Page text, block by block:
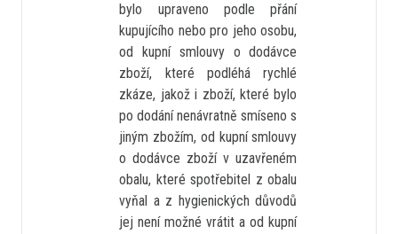
bylo upraveno podle přání
kupujícího nebo pro jeho osobu,
od kupní smlouvy o dodávce
zboží, které podléhá rychlé
zkáze, jakož i zboží, které bylo
po dodání nenávratně smíseno s
jiným zbožím, od kupní smlouvy
o dodávce zboží v uzavřeném
obalu, které spotřebitel z obalu
vyňal a z hygienických důvodů
jej není možné vrátit a od kupní